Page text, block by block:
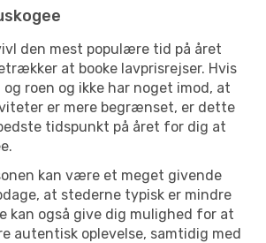
den mest populære tid på året
at booke lavprisrejser. Hvis
roen og ikke har noget imod, at
er mere begrænset, er dette
tidspunkt på året for dig at
kan være et meget givende
at stederne typisk er mindre
kan også give dig mulighed for at
autentisk oplevelse, samtidig med